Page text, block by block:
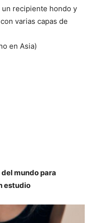
recipiente hondo y
varias capas de
en Asia)
mundo para
estudio